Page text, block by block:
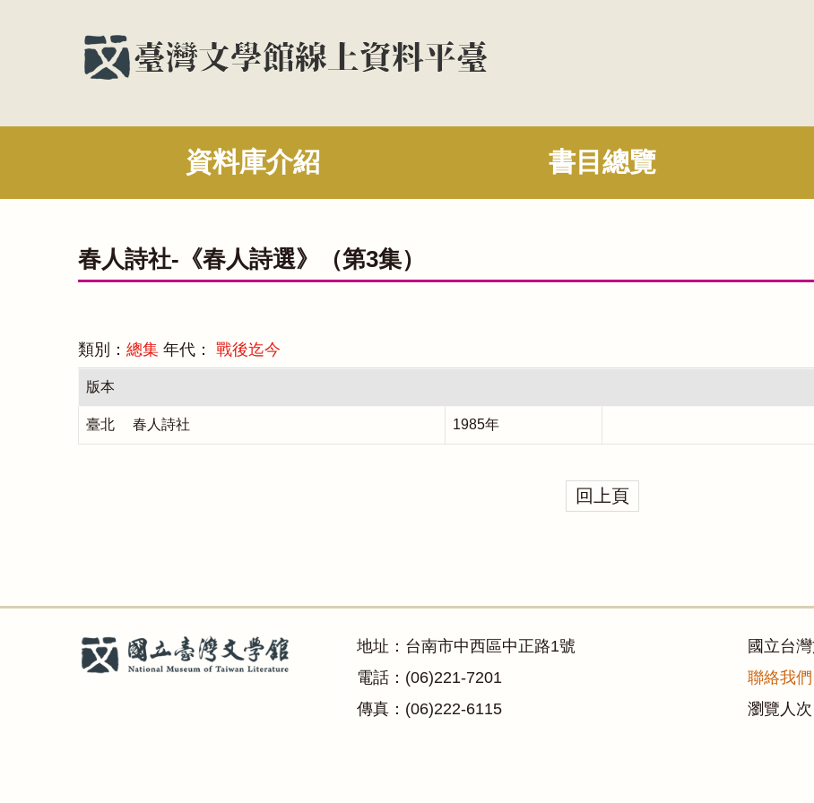
資料庫介紹 書目總覽
春人詩社-《春人詩選》（第3集）
類別： 總集 年代： 戰後迄今
版本
臺北 春人詩社 1985年
回上頁
地址：台南市中西區中正路1號
電話：(06)221-7201
傳真：(06)222-6115
國立台
聯絡我們
瀏覽人次